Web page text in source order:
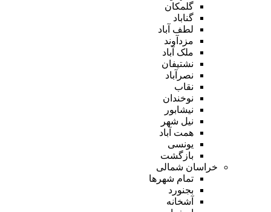
گلمکان
گناباد
لطف آباد
مزدآوند
ملک آباد
نشتیفان
نصرآباد
نقاب
نوخندان
نیشابور
نیل شهر
همت آباد
یونسی
بازگشت
خراسان شمالی
تمام شهر‌ها
بجنورد
آشخانه